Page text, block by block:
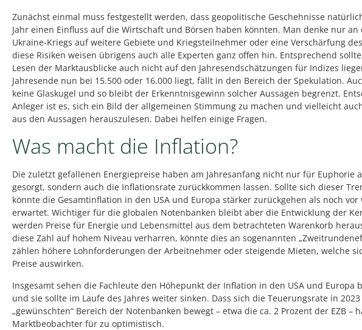
Zunächst einmal muss festgestellt werden, dass geopolitische Geschehnisse
Jahr einen Einfluss auf die Wirtschaft und Börsen haben könnten. Man denke nur an
Ukraine-Kriegs auf weitere Gebiete und Kriegsteilnehmer oder eine Verschärfung
diese Risiken weisen übrigens auch alle Experten ganz offen hin. Entsprechend
Lesen der Marktausblicke auch nicht auf den Jahresendschätzungen für Indizes
Jahresende nun bei 15.500 oder 16.000 liegt, fällt in den Bereich der Spekulation.
keine Glaskugel und so bleibt der Erkenntnisgewinn solcher Aussagen begrenzt.
Anleger ist es, sich ein Bild der allgemeinen Stimmung zu machen und vielleicht
aus den Aussagen herauszulesen. Dabei helfen einige Fragen.
Was macht die Inflation?
Die zuletzt gefallenen Energiepreise haben am Jahresanfang nicht nur für Euphorie
gesorgt, sondern auch die Inflationsrate zurückkommen lassen. Sollte sich dieser
könnte die Gesamtinflation in den USA und Europa stärker zurückgehen als noch
erwartet. Wichtiger für die globalen Notenbanken bleibt aber die Entwicklung der
werden Preise für Energie und Lebensmittel aus dem betrachteten Warenkorb
diese Zahl auf hohem Niveau verharren, könnte dies an sogenannten
zählen höhere Lohnforderungen der Arbeitnehmer oder steigende Mieten, welche
Preise auswirken.
Insgesamt sehen die Fachleute den Höhepunkt der Inflation in den USA und Europa
und sie sollte im Laufe des Jahres weiter sinken. Dass sich die Teuerungsrate in
„gewünschten“ Bereich der Notenbanken bewegt – etwa die ca. 2 Prozent der EZB –
Marktbeobachter für zu optimistisch.